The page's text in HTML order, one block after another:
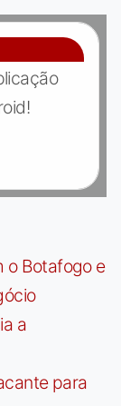
o Botafogo e
a
para